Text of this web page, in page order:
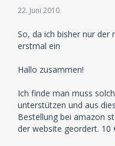
22. Juni 2010
So, da ich bisher nur
erstmal ein
Hallo zusammen!
Ich finde man muss
unterstützen und aus
Bestellung bei amazon
der website geordert. 10